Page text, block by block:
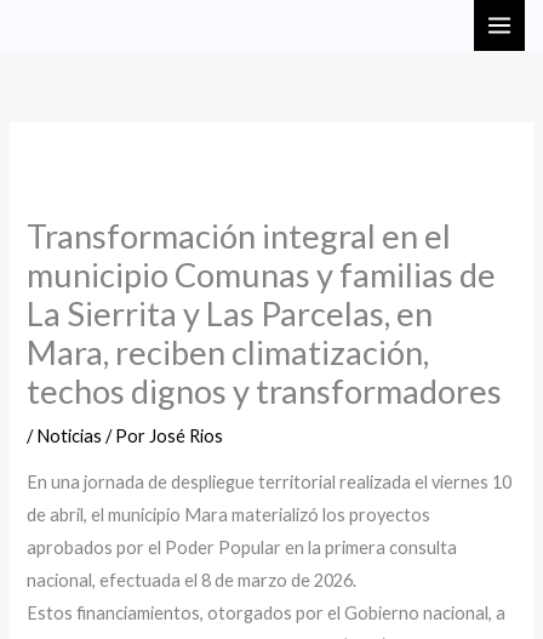
Transformación integral en el
municipio Comunas y familias de
La Sierrita y Las Parcelas, en
Mara, reciben climatización,
techos dignos y transformadores
/Noticias / Por José Rios
En una jornada de despliegue territorial realizada el viernes 10
de abril, el municipio Mara materializó los proyectos
aprobados por el Poder Popular en la primera consulta
nacional, efectuada el 8 de marzo de 2026.
Estos financiamientos, otorgados por el Gobierno nacional, a